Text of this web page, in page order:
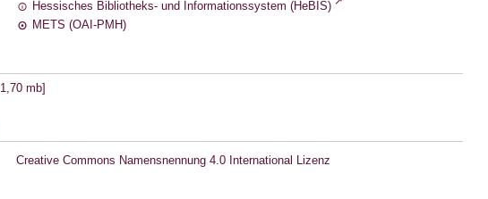
Hessisches Bibliotheks- und Informationssystem (HeBIS)
METS (OAI-PMH)
1,70 mb]
Creative Commons Namensnennung 4.0 International Lizenz